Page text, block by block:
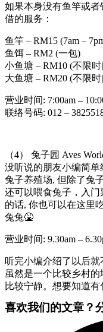
如果本身没有鱼竿或者
借的服务：
鱼竿 – RM15 (7am –
鱼饵 – RM2 (一包)
小鱼塘 – RM10 (不限
大鱼塘 – RM20 (不限
营业时间: 7:00am –
联络号码: 012 –
（4） 兔子园 Aves
没听说的朋友小编简
兔子养殖场, 但除了兔
还可以喂食兔子，入
的话, 你也可以在这里
兔兔🤮
营业时间: 9.30am –
听完小编介绍了以后就
虽然是一个比较乡村
比较宁静。想要知道有
喜欢我们的文章？